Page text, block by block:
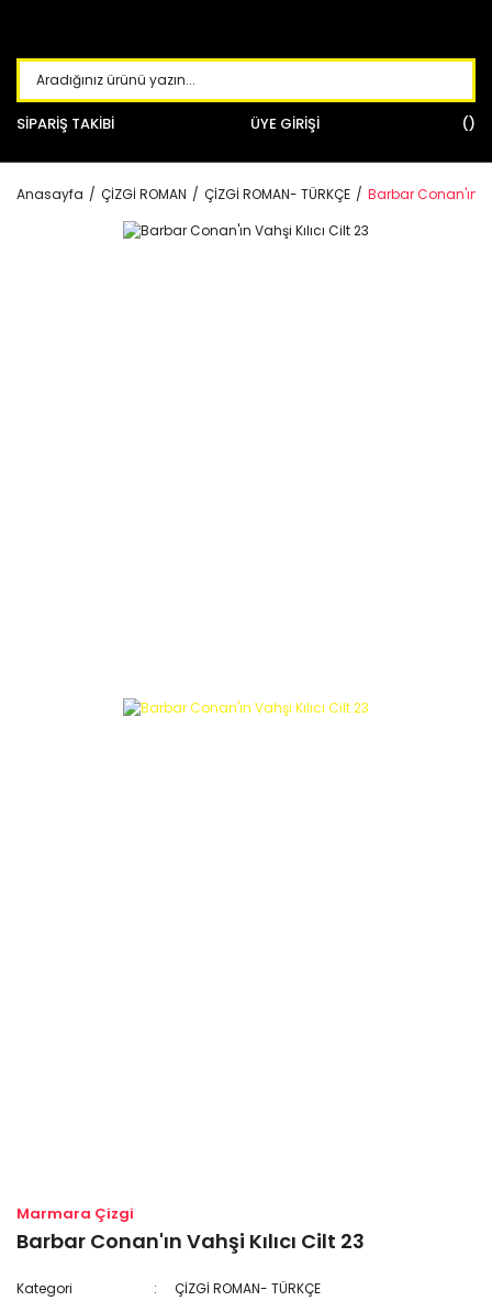
SİPARİŞ TAKİBİ ÜYE GİRİŞİ
Anasayfa ÇİZGİ ROMAN ÇİZGİ ROMAN- TÜRKÇE Barbar Conan'ın
Marmara Çizgi
Barbar Conan'ın Vahşi Kılıcı Cilt 23
Kategori
ÇİZGİ ROMAN- TÜRKÇE